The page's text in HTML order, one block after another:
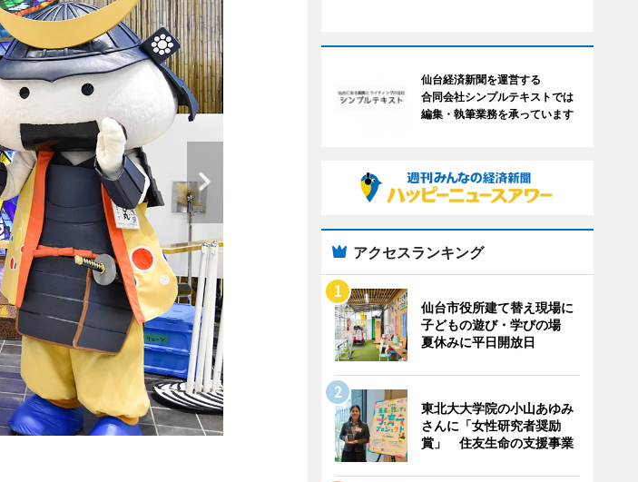
仙台経済新聞を運営する
合同会社シンプルテキストでは
編集・執筆業務を承っています
アクセスランキング
仙台市役所建て替え現場に
子どもの遊び・学びの場
夏休みに平日開放日
東北大大学院の小山あゆみ
さんに「女性研究者奨励
賞」 住友生命の支援事業